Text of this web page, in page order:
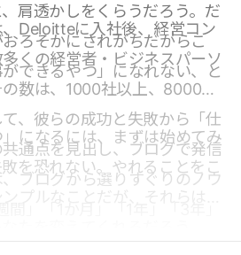
肩透かしをくらうだろう。だ
ろそかにされがちだからこ
できるやつ」になれない、と
Deloitteに入社後、経営コン
くの経営者・ビジネスパーソ
数は、1000社以上、8000人
、彼らの成功と失敗から「仕
通点を見出し、ブログで発信
ブログから選りすぐりのノウ
長短に応じて分類し、それぞ
」になるには、まずは始めてみ
を恐れない。やれることをこ
プルなことだが、それらは確